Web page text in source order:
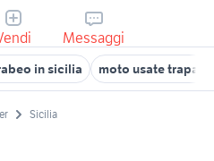
Messaggi
in sicilia moto usate
Sicilia